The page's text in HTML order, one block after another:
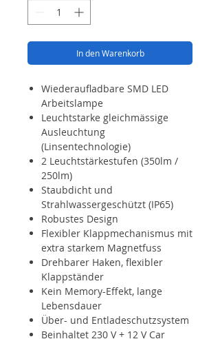
In den Warenkorb
Wiederaufladbare SMD LED
Arbeitslampe
Leuchtstarke gleichmässige
Ausleuchtung
(Linsentechnologie)
2 Leuchtstärkestufen (350lm /
250lm)
Staubdicht und
Strahlwassergeschützt (IP65)
Robustes Design
Flexibler Klappmechanismus mit
extra starkem Magnetfuss
Drehbarer Haken, flexibler
Klappständer
Kein Memory-Effekt, lange
Lebensdauer
Über- und Entladeschutzsystem
Beinhaltet 230 V + 12 V Car